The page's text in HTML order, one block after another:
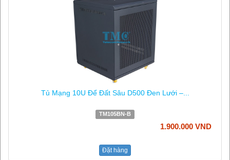
Tủ Mạng 10U Để Đất Sâu D500 Đen Lưới –...
TM105BN-B
1.900.000 VND
Đặt hàng